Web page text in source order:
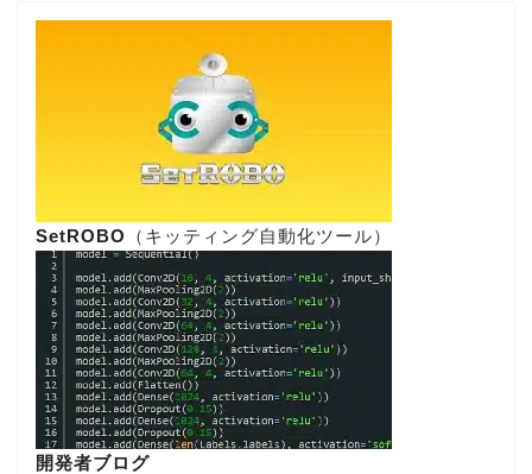
SetROBO （キッティング自動化ツール）
開発者ブログ